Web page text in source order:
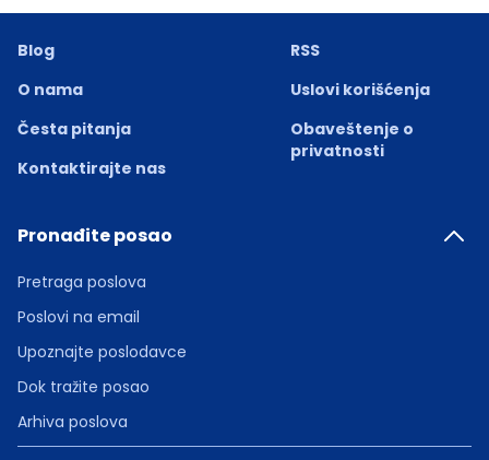
Blog
O nama
Česta pitanja
Kontaktirajte nas
RSS
Uslovi korišćenja
Obaveštenje o
privatnosti
Pronađite posao
Pretraga poslova
Poslovi na email
Upoznajte poslodavce
Dok tražite posao
Arhiva poslova